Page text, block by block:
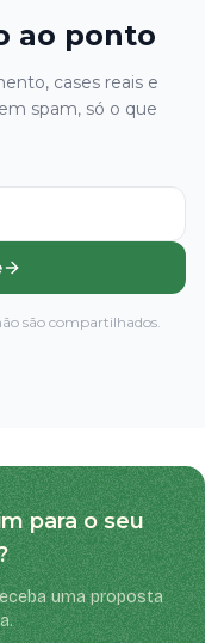
ao ponto
cases reais e
spam, só o que
são compartilhados.
para o seu
uma proposta